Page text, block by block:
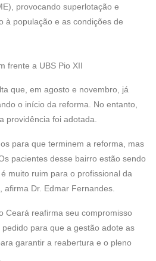
provocando superlotação e
à população e as condições de
frente a UBS Pio XII
que, em agosto e novembro, já
o início da reforma. No entanto,
providência foi adotada.
para que terminem a reforma, mas
pacientes desse bairro estão sendo
muito ruim para o profissional da
afirma Dr. Edmar Fernandes.
Ceará reafirma seu compromisso
para que a gestão adote as
garantir a reabertura e o pleno